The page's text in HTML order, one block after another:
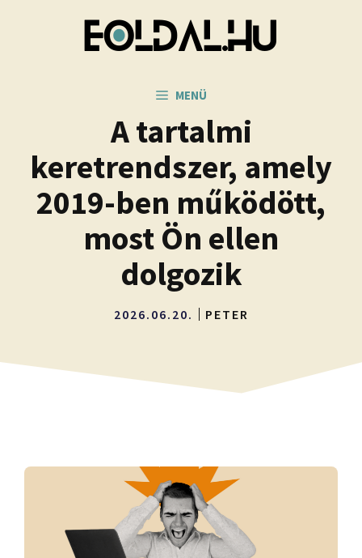
MENÜ
A tartalmi
keretrendszer, amely
2019-ben működött,
most Ön ellen
dolgozik
2026.06.20. PETER